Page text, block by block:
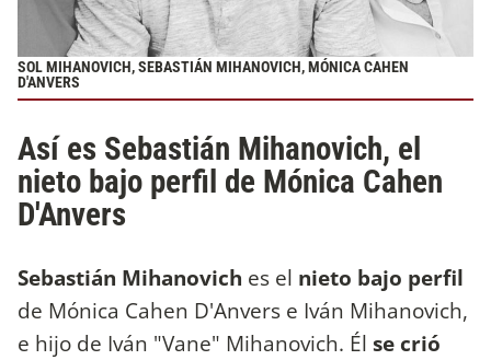
SOL MIHANOVICH, SEBASTIÁN MIHANOVICH, MÓNICA CAHEN
D'ANVERS
Así es Sebastián Mihanovich, el
nieto bajo perfil de Mónica Cahen
D'Anvers
Sebastián Mihanovich es el nieto bajo perfil
de Mónica Cahen D'Anvers e Iván Mihanovich,
e hijo de Iván "Vane" Mihanovich. Él se crió